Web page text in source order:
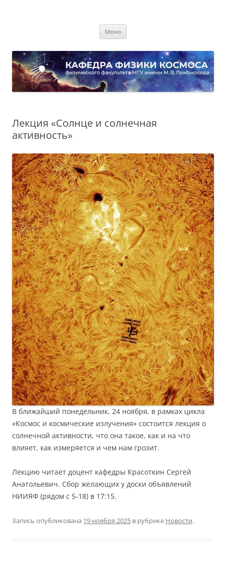
Меню
Лекция «Солнце и солнечная
активность»
В ближайший понедельник, 24 ноября, в рамках цикла
«Космос и космические излучения» состоится лекция о
солнечной активности, что она такое, как и на что
влияет, как измеряется и чем нам грозит.
Лекцию читает доцент кафедры Красоткин Сергей
Анатольевич. Сбор желающих у доски объявлений
НИИЯФ (рядом с 5-18) в 17:15.
Запись опубликована 19 ноября 2025 в рубрике Новости.